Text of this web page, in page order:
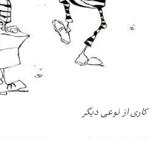
کاری از نوعی دیگر